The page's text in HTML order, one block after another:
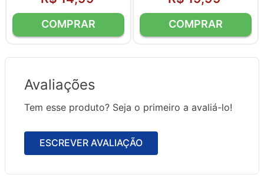
Avaliações
Tem esse produto? Seja o primeiro a avaliá-lo!
ESCREVER AVALIAÇÃO